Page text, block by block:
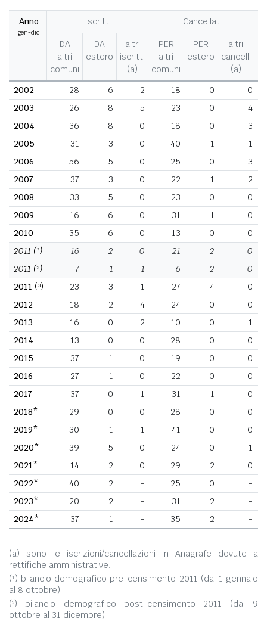
Anno
gen-dic
Iscritti
Cancellati
DA
altri
comuni
DA
estero
altri
iscritti
(a)
PER
altri
comuni
PER
estero
altri
cancell.
(a)
2002
28 6 2 18 0
0
2003
26 8 5 23 0
4
2004
36 8 0 18 0
3
2005
31 3 0 40 1
1
2006
56 5 0 25 0
3
2007
37 3 0 22 1
2
2008
33 5 0 23 0
0
2009
16 6 0 31 1
0
2010
35 6 0 13 0
0
2011 (¹) 16 2 0 21 2
0
2011 (²) 7 1 1 6 2
0
2011 (³) 23 3 1 27 4
0
2012
18 2 4 24 0
0
2013
16 0 2 10 0
1
2014
13 0 0 28 0
0
2015
37 1 0 19 0
0
2016
27 1 0 22 0
0
2017
37 0 1 31 1
0
2018*
29 0 0 28 0
0
2019*
30 1 1 41 0
0
2020*
39 5 0 24 0
1
2021*
14 2 0 29 2
0
2022*
40 2 - 25 0
-
2023*
20 2 - 31 2
-
2024*
37 1 - 35 2 -
(a) sono le iscrizioni/cancellazioni in Anagrafe dovute a
rettifiche amministrative.
(¹) bilancio demografico pre-censimento 2011 (dal 1 gennaio
al 8 ottobre)
(²) bilancio demografico post-censimento 2011 (dal 9
ottobre al 31 dicembre)